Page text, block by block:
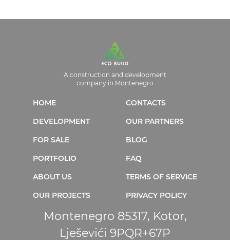
A construction and development
company in Montenegro
HOME
DEVELOPMENT
FOR SALE
PORTFOLIO
ABOUT US
OUR PROJECTS
CONTACTS
OUR PARTNERS
BLOG
FAQ
TERMS OF SERVICE
PRIVACY POLICY
Montenegro 85317, Kotor,
Lješevići 9PQR+67P